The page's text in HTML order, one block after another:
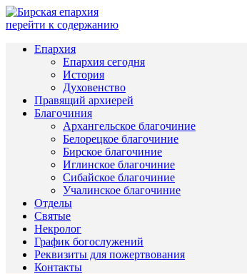
перейти к содержанию
Епархия
Епархия сегодня
История
Духовенство
Правящий архиерей
Благочиния
Архангельское благочиние
Белорецкое благочиние
Бирское благочиние
Иглинское благочиние
Сибайское благочиние
Учалинское благочиние
Отделы
Святые
Некролог
График богослужений
Реквизиты для пожертвования
Контакты